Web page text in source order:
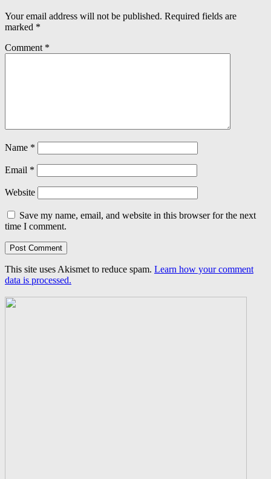
Your email address will not be published. Required fields are
marked *
Comment *
Name *
Email *
Website
Save my name, email, and website in this browser for the next
time I comment.
This site uses Akismet to reduce spam. Learn how your comment
data is processed.